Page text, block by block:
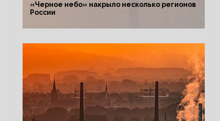
«Черное небо» накрыло несколько регионов
России